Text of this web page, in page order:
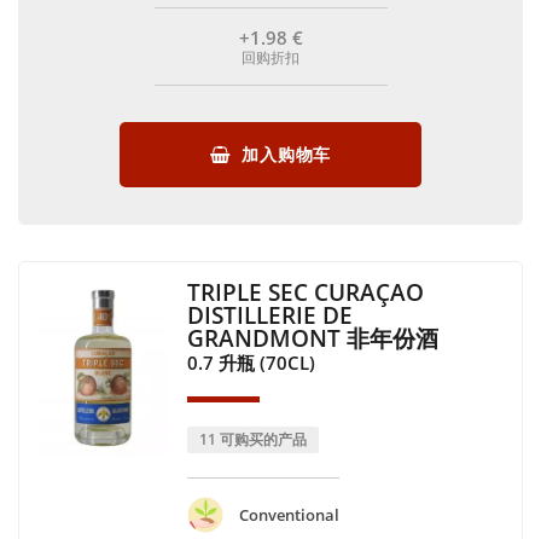
+1 .98 €
回购折扣
加入购物车
TRIPLE SEC CURAÇAO
DISTILLERIE DE
GRANDMONT 非年份酒
0.7 升瓶 (70CL)
11 可购买的产品
Conventional